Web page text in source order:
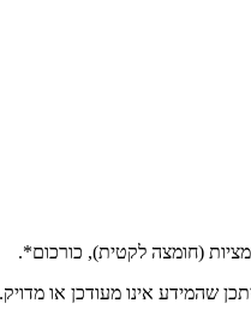
שהמידע אינו מעודכן או